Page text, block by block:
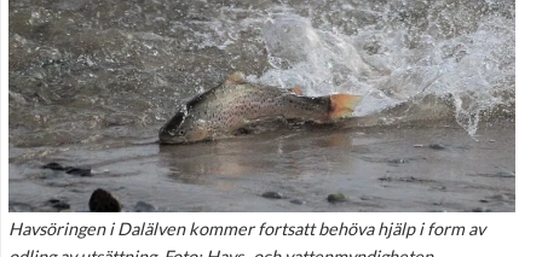
Havsöringen i Dalälven kommer fortsatt behöva hjälp i form av